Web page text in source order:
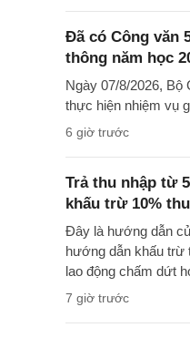
Đã có Công văn
thông năm học
Ngày 07/8/2026,
thực hiện nhiệm vụ
6 giờ trước
Trả thu nhập từ
khấu trừ 10%
Đây là hướng dẫn
hướng dẫn khấu trừ
lao động chấm dứt
7 giờ trước